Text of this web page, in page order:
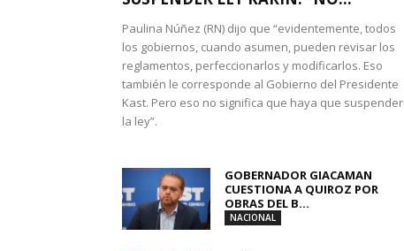
Paulina Núñez (RN) dijo que “evidentemente, todos
los gobiernos, cuando asumen, pueden revisar los
reglamentos, perfeccionarlos y modificarlos. Eso
también le corresponde al Gobierno del Presidente
Kast. Pero eso no significa que haya que suspender
la ley”.
GOBERNADOR GIACAMAN
CUESTIONA A QUIROZ POR
OBRAS DEL B...
NACIONAL